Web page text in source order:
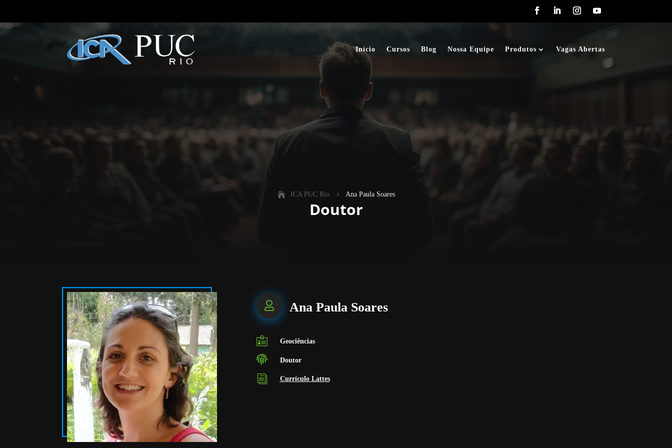
Início Cursos Blog Nossa Equipe Produtos Vagas Abertas
ICA PUC Rio 5 Ana Paula Soares
Doutor
 Ana Paula Soares
 Geociências
 Doutor
i Currículo Lattes